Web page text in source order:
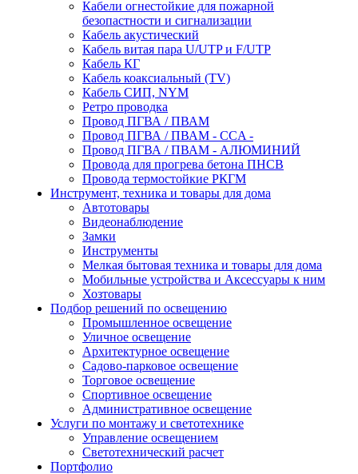
Кабели огнестойкие для пожарной
безопастности и сигнализации
Кабель акустический
Кабель витая пара U/UTP и F/UTP
Кабель КГ
Кабель коаксиальный (TV)
Кабель СИП, NYM
Ретро проводка
Провод ПГВА / ПВАМ
Провод ПГВА / ПВАМ - CCA -
Провод ПГВА / ПВАМ - АЛЮМИНИЙ
Провода для прогрева бетона ПНСВ
Провода термостойкие РКГМ
Инструмент, техника и товары для дома
Автотовары
Видеонаблюдение
Замки
Инструменты
Мелкая бытовая техника и товары для дома
Мобильные устройства и Аксессуары к ним
Хозтовары
Подбор решений по освещению
Промышленное освещение
Уличное освещение
Архитектурное освещение
Садово-парковое освещение
Торговое освещение
Спортивное освещение
Административное освещение
Услуги по монтажу и светотехнике
Управление освещением
Светотехнический расчет
Портфолио